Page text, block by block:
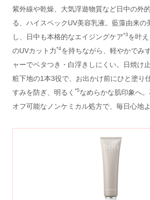
紫外線や乾燥、大気浮遊物質など日中の外
る、ハイスペックUV美容乳液。藍藻由来の
し、日中も本格的なエイジングケア*3を叶
のUVカット力*4を持ちながら、軽やかでみ
ャーでベタつき・白浮きしにくい。日焼け
粧下地の1本3役で、お出かけ前にひと塗り
すみを防ぎ、明るく *5なめらかな肌印象へ
オフ可能なノンケミカル処方で、毎日心地